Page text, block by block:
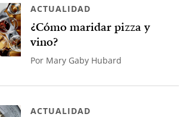
ACTUALIDAD
¿Cómo maridar pizza y
vino?
Por Mary Gaby Hubard
ACTUALIDAD